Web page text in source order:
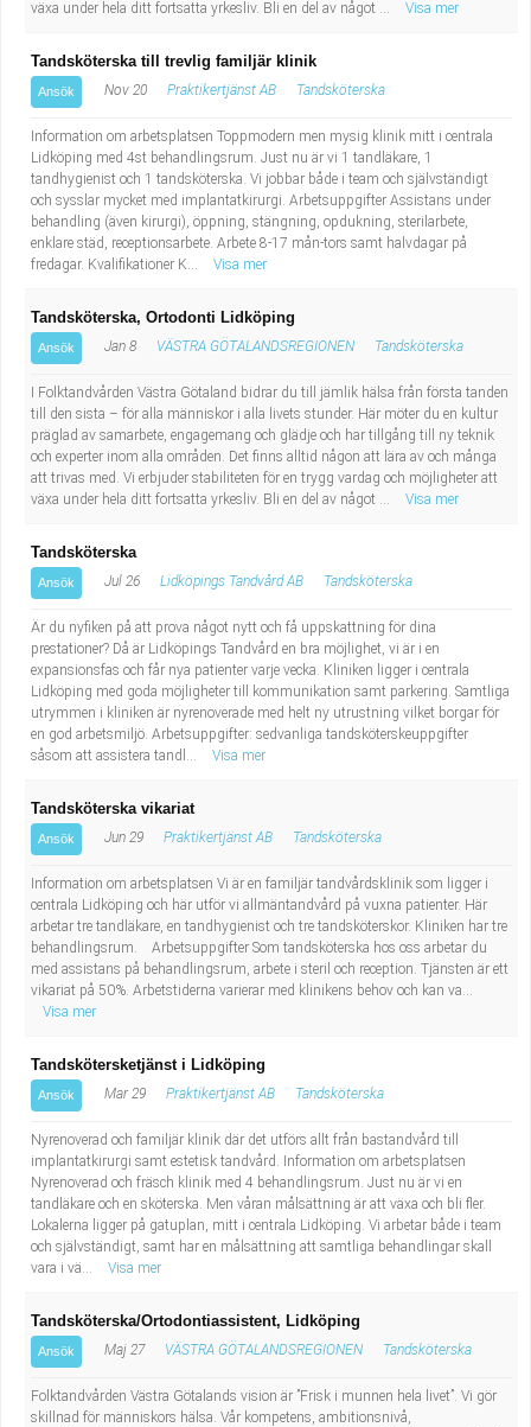
växa under hela ditt fortsatta yrkesliv. Bli en del av något ... Visa mer
Tandsköterska till trevlig familjär klinik
Ansök Nov 20 Praktikertjänst AB Tandsköterska
Information om arbetsplatsen Toppmodern men mysig klinik mitt i centrala
Lidköping med 4st behandlingsrum. Just nu är vi 1 tandläkare, 1
tandhygienist och 1 tandsköterska. Vi jobbar både i team och självständigt
och sysslar mycket med implantatkirurgi. Arbetsuppgifter Assistans under
behandling (även kirurgi), öppning, stängning, opdukning, sterilarbete,
enklare städ, receptionsarbete. Arbete 8-17 mån-tors samt halvdagar på
fredagar. Kvalifikationer K...
Visa mer
Tandsköterska, Ortodonti Lidköping
Ansök Jan 8 VÄSTRA GÖTALANDSREGIONEN Tandsköterska
I Folktandvården Västra Götaland bidrar du till jämlik hälsa från första tanden
till den sista – för alla människor i alla livets stunder. Här möter du en kultur
präglad av samarbete, engagemang och glädje och har tillgång till ny teknik
och experter inom alla områden. Det finns alltid någon att lära av och många
att trivas med. Vi erbjuder stabiliteten för en trygg vardag och möjligheter att
växa under hela ditt fortsatta yrkesliv. Bli en del av något ...
Visa mer
Tandsköterska
Ansök Jul 26 Lidköpings Tandvård AB Tandsköterska
Är du nyfiken på att prova något nytt och få uppskattning för dina
prestationer? Då är Lidköpings Tandvård en bra möjlighet, vi är i en
expansionsfas och får nya patienter varje vecka. Kliniken ligger i centrala
Lidköping med goda möjligheter till kommunikation samt parkering. Samtliga
utrymmen i kliniken är nyrenoverade med helt ny utrustning vilket borgar för
en god arbetsmiljö. Arbetsuppgifter: sedvanliga tandsköterskeuppgifter
såsom att assistera tandl...
Visa mer
Tandsköterska vikariat
Ansök Jun 29 Praktikertjänst AB Tandsköterska
Information om arbetsplatsen Vi är en familjär tandvårdsklinik som ligger i
centrala Lidköping och här utför vi allmäntandvård på vuxna patienter. Här
arbetar tre tandläkare, en tandhygienist och tre tandsköterskor. Kliniken har tre
behandlingsrum. Arbetsuppgifter Som tandsköterska hos oss arbetar du
med assistans på behandlingsrum, arbete i steril och reception. Tjänsten är ett
vikariat på 50%. Arbetstiderna varierar med klinikens behov och kan va...
Visa mer
Tandskötersketjänst i Lidköping
Ansök Mar 29 Praktikertjänst AB Tandsköterska
Nyrenoverad och familjär klinik där det utförs allt från bastandvård till
implantatkirurgi samt estetisk tandvård. Information om arbetsplatsen
Nyrenoverad och fräsch klinik med 4 behandlingsrum. Just nu är vi en
tandläkare och en sköterska. Men våran målsättning är att växa och bli fler.
Lokalerna ligger på gatuplan, mitt i centrala Lidköping. Vi arbetar både i team
och självständigt, samt har en målsättning att samtliga behandlingar skall
vara i vä...
Visa mer
Tandsköterska/Ortodontiassistent, Lidköping
Ansök Maj 27 VÄSTRA GÖTALANDSREGIONEN Tandsköterska
Folktandvården Västra Götalands vision är ”Frisk i munnen hela livet”. Vi gör
skillnad för människors hälsa. Vår kompetens, ambitionsnivå,